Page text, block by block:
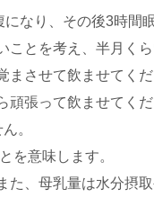
なり、その後3時間
ことを考え、半月く
させて飲ませてくだ
頑張って飲ませてく
。
を意味します。
た、母乳量は水分摂